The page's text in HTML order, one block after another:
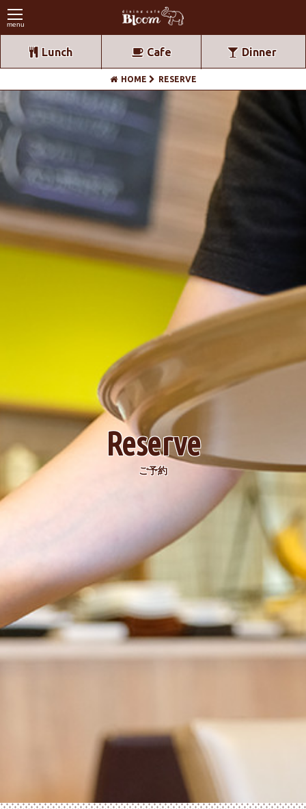
menu
Lunch Cafe Dinner
HOME RESERVE
Reserve
ご予約